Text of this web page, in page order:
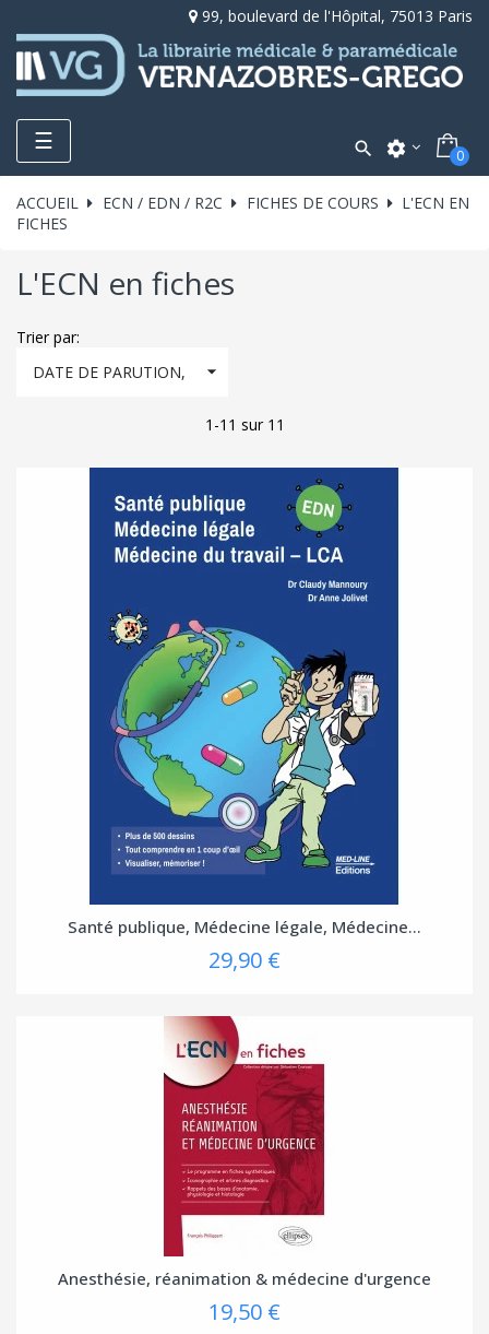
99, boulevard de l'Hôpital, 75013 Paris
Toggle
navigation
☰  settings 0
ACCUEIL ECN / EDN / R2C FICHES DE COURS
L'ECN EN
FICHES
L'ECN en fiches
Trier par:
DATE DE PARUTION,

1-11 sur 11
Santé publique, Médecine légale, Médecine...
29,90 €
Anesthésie, réanimation & médecine d'urgence
19,50 €